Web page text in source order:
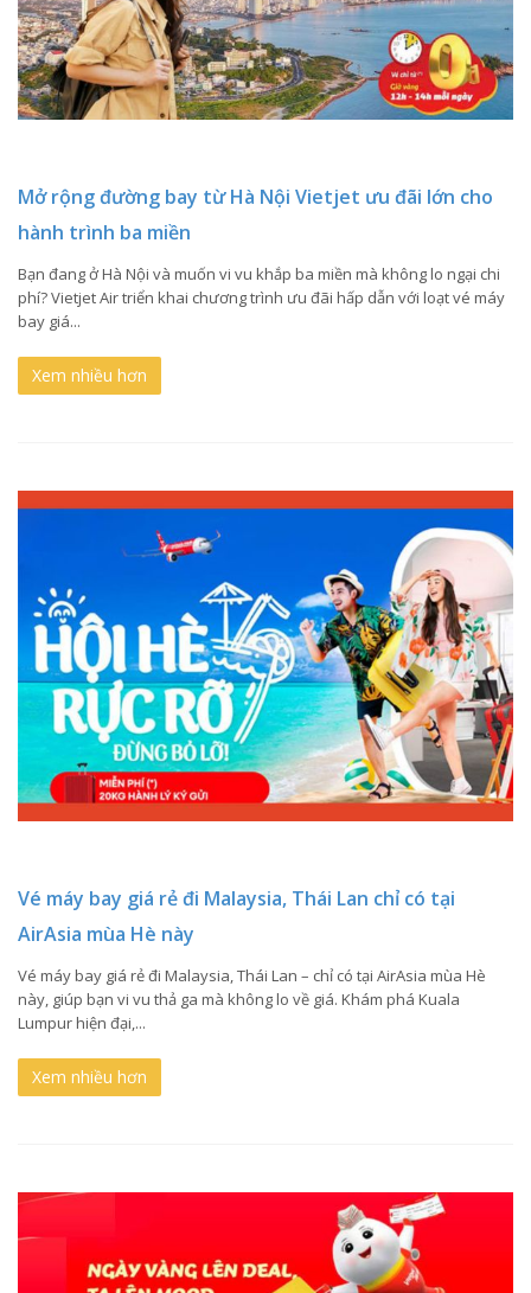
Mở rộng đường bay từ Hà Nội Vietjet ưu đãi lớn cho
hành trình ba miền
Bạn đang ở Hà Nội và muốn vi vu khắp ba miền mà không lo ngại chi
phí? Vietjet Air triển khai chương trình ưu đãi hấp dẫn với loạt vé máy
bay giá...
Xem nhiều hơn
Vé máy bay giá rẻ đi Malaysia, Thái Lan chỉ có tại
AirAsia mùa Hè này
Vé máy bay giá rẻ đi Malaysia, Thái Lan – chỉ có tại AirAsia mùa Hè
này, giúp bạn vi vu thả ga mà không lo về giá. Khám phá Kuala
Lumpur hiện đại,...
Xem nhiều hơn